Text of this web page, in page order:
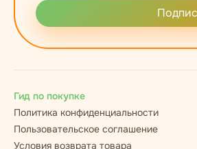
Гид по покупке
Политика конфиденциальности
Пользовательское соглашение
Условия возврата товара